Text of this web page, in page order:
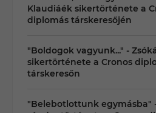
Klaudiáék sikertörténete a
diplomás társkeresőjén
"Boldogok vagyunk..." -
sikertörténete a Cronos
társkeresőn
"Belebotlottunk egymásba"